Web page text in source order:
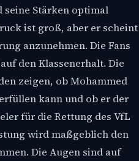
seine Stärken optimal
ist groß, aber er scheint
anzunehmen. Die Fans
den Klassenerhalt. Die
zeigen, ob Mohammed
kann und ob er der
für die Rettung des VfL
wird maßgeblich den
Die Augen sind auf